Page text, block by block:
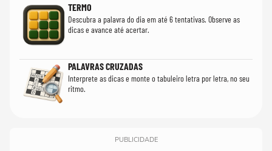
TERMO
Descubra a palavra do dia em até 6 tentativas. Observe as
dicas e avance até acertar.
PALAVRAS CRUZADAS
Interprete as dicas e monte o tabuleiro letra por letra, no seu
ritmo.
PUBLICIDADE